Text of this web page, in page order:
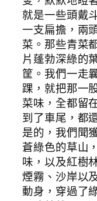
就是一些頭戴
一支扁擔，兩
菜。那些青菜
片蓬勃深綠的
筐。我們一走
踝，就把那一
菜味，全都留
到了車尾，都
是的，我們聞
蒼綠色的草山
味，以及紅樹
煙霧、沙岸以
動身，穿過了